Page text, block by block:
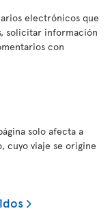
electrónicos que
solicitar información
con
solo afecta a
cuyo viaje se origine